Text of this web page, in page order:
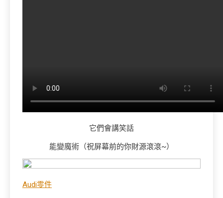
它們會講笑話
能變魔術（祝屏幕前的你財源滾滾~）
Audi零件